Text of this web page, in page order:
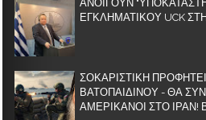
ΑΝΟΙΓΟΥΝ
ΕΓΚΛΗΜΑΤΙΚΟΥ UCK
ΣΟΚΑΡΙΣΤΙΚΗ
ΒΑΤΟΠΑΙΔΙΝΟΥ - ΘΑ
ΑΜΕΡΙΚΑΝΟΙ ΣΤΟ ΙΡΑΝ!